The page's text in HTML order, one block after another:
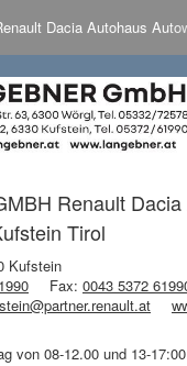
Dacia Autohaus
Renault
Tirol
Kufstein
Fax: 0043 5372
von 08-12.00 und 13-